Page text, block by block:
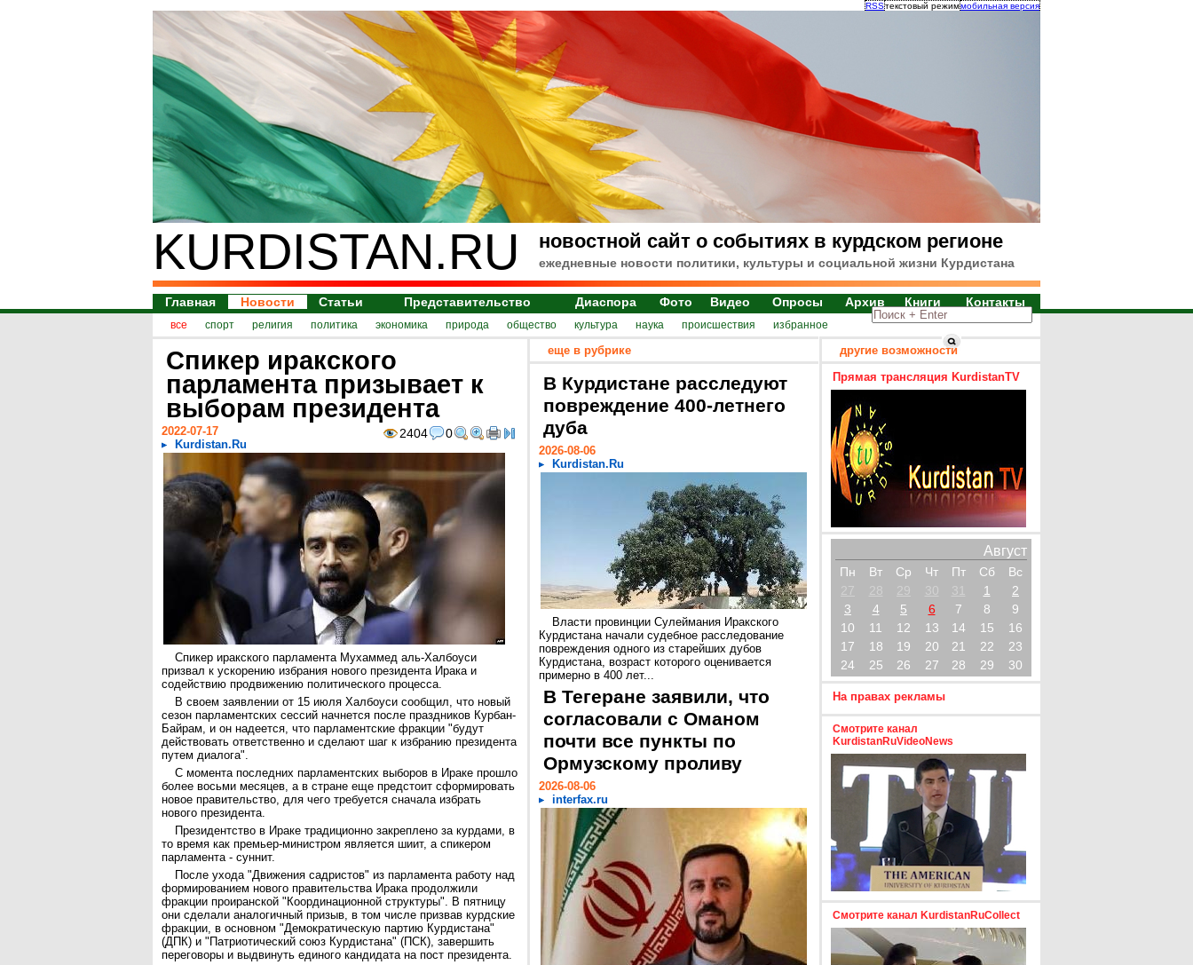
RSSтекстовый режиммобильная версия
KURDISTAN.RU новостной сайт о событиях в курдском регионе
ежедневные новости политики, культуры и социальной жизни Курдистана
Главная Новости Статьи Представительство Диаспора Фото Видео Опросы Архив Книги Контакты
все спорт религия политика экономика природа общество культура наука происшествия избранное
Спикер иракского
парламента призывает к
выборам президента
2404 0
2022-07-17
Kurdistan.Ru
Спикер иракского парламента Мухаммед аль-Халбоуси
призвал к ускорению избрания нового президента Ирака и
содействию продвижению политического процесса.
В своем заявлении от 15 июля Халбоуси сообщил, что новый
сезон парламентских сессий начнется после праздников Курбан-
Байрам, и он надеется, что парламентские фракции "будут
действовать ответственно и сделают шаг к избранию президента
путем диалога".
С момента последних парламентских выборов в Ираке прошло
более восьми месяцев, а в стране еще предстоит сформировать
новое правительство, для чего требуется сначала избрать
нового президента.
Президентство в Ираке традиционно закреплено за курдами, в
то время как премьер-министром является шиит, а спикером
парламента - суннит.
После ухода "Движения садристов" из парламента работу над
формированием нового правительства Ирака продолжили
фракции проиранской "Координационной структуры". В пятницу
они сделали аналогичный призыв, в том числе призвав курдские
фракции, в основном "Демократическую партию Курдистана"
(ДПК) и "Патриотический союз Курдистана" (ПСК), завершить
переговоры и выдвинуть единого кандидата на пост президента.
еще в рубрике
В Курдистане расследуют
повреждение 400-летнего
дуба
2026-08-06
Kurdistan.Ru
Власти провинции Сулеймания Иракского
Курдистана начали судебное расследование
повреждения одного из старейших дубов
Курдистана, возраст которого оценивается
примерно в 400 лет...
В Тегеране заявили, что
согласовали с Оманом
почти все пункты по
Ормузскому проливу
2026-08-06
interfax.ru
другие возможности
Прямая трансляция KurdistanTV
Август
Пн Вт Ср Чт Пт Сб
Вс
27
28 29 30 31 1
2
3
4 5 6 7 8
9
10
11 12 13 14 15
16
17
18 19 20 21 22
23
24
25 26 27 28 29 30
На правах рекламы
Смотрите канал
KurdistanRuVideoNews
Смотрите канал KurdistanRuCollect